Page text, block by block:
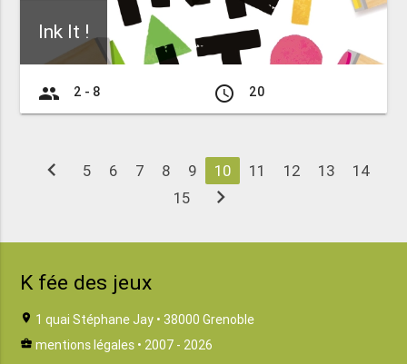
Ink It !
group 2 - 8 access_time 20
chevron_left 5 6 7 8 9 10 11 12 13
14
15
chevron_right
K fée des jeux
location_on 1 quai Stéphane Jay • 38000 Grenoble
business_center mentions légales • 2007 - 2026